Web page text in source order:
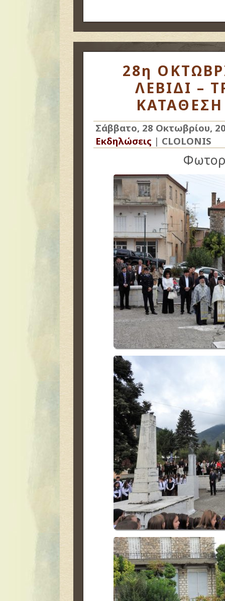
28η
ΛΕΒΙΔΙ –
Σάββατο, 28 Οκτωβρίου,
Εκδηλώσεις | CLOLONIS